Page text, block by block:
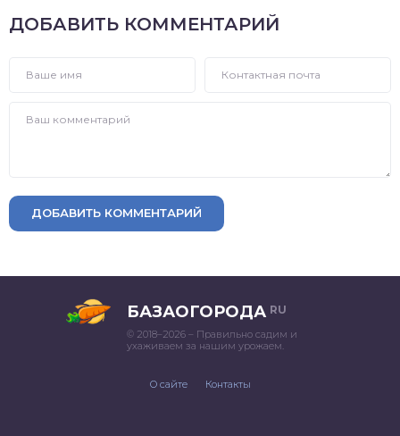
ДОБАВИТЬ КОММЕНТАРИЙ
ДОБАВИТЬ КОММЕНТАРИЙ
БАЗАОГОРОДА RU
© 2018–2026 – Правильно садим и
ухаживаем за нашим урожаем.
О сайте Контакты